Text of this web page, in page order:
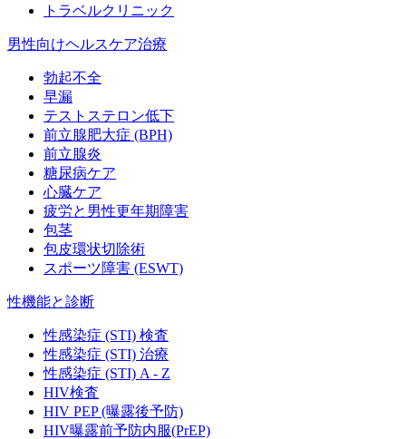
トラベルクリニック
男性向けヘルスケア治療
勃起不全
早漏
テストステロン低下
前立腺肥大症 (BPH)
前立腺炎
糖尿病ケア
心臓ケア
疲労と男性更年期障害
包茎
包皮環状切除術
スポーツ障害 (ESWT)
性機能と診断
性感染症 (STI) 検査
性感染症 (STI) 治療
性感染症 (STI) A - Z
HIV検査
HIV PEP (曝露後予防)
HIV曝露前予防内服(PrEP)